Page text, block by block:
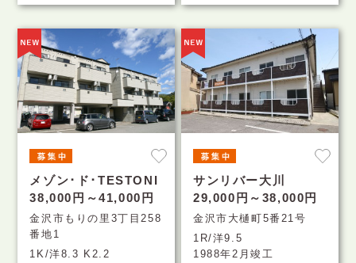
メゾン･ド･TESTONI
38,000円～41,000円
金沢市もりの里3丁目258
番地1
1K/洋8.3 K2.2
サンリバー大川
29,000円～38,000円
金沢市大樋町5番21号
1R/洋9.5
1988年2月竣工